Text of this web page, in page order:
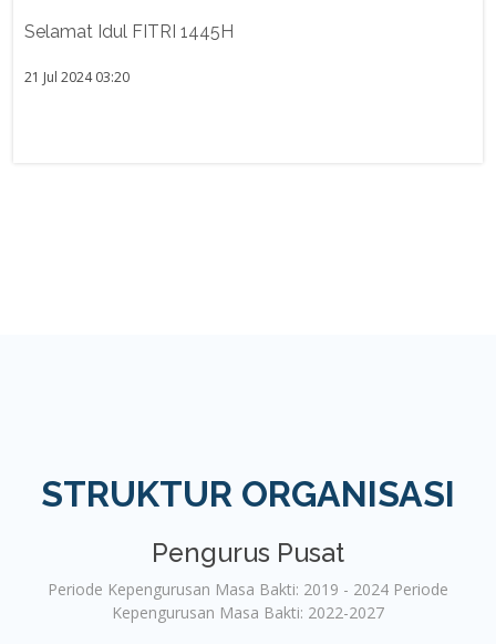
Selamat Idul FITRI 1445H
21 Jul 2024 03:20
STRUKTUR ORGANISASI
Pengurus Pusat
Periode Kepengurusan Masa Bakti: 2019 - 2024 Periode
Kepengurusan Masa Bakti: 2022-2027